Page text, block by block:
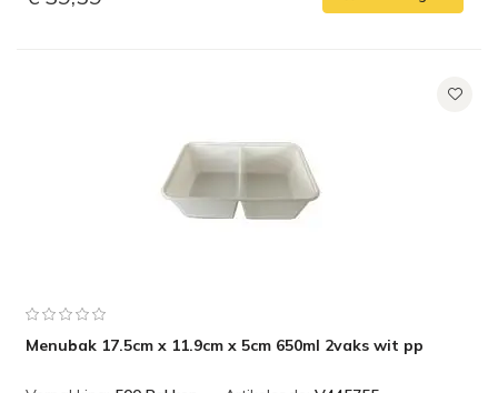
Menubak 17.5cm x 11.9cm x 5cm 650ml 2vaks wit pp